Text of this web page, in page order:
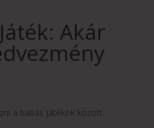
Akár
a babás játékok között.